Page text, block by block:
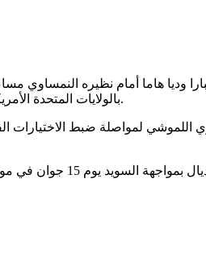
بالولايات المتحدة الأمريكية وكندا والمكسيك من 11 جوان إلى 19 جويلية المقبل، في اختبار يهدف إلى تقييم الجاهزية العامة قبل الاستحقاق العالمي.